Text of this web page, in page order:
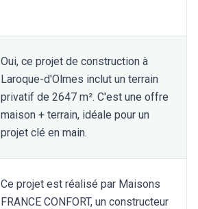
Oui, ce projet de construction à
Laroque-d'Olmes inclut un terrain
privatif de 2647 m². C'est une offre
maison + terrain, idéale pour un
projet clé en main.
Ce projet est réalisé par Maisons
FRANCE CONFORT, un constructeur